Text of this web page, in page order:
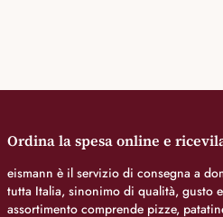
Ordina la spesa online e
eismann è il servizio di consegna a
tutta Italia, sinonimo di qualità, gusto
assortimento comprende pizze,